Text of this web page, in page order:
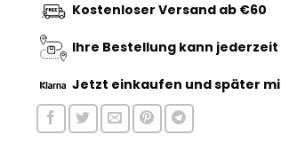
Kostenloser Versand ab €60
Ihre Bestellung kann
Jetzt einkaufen und später